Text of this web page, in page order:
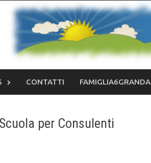
CONTATTI FAMIGLIA6GRANDA
per Consulenti